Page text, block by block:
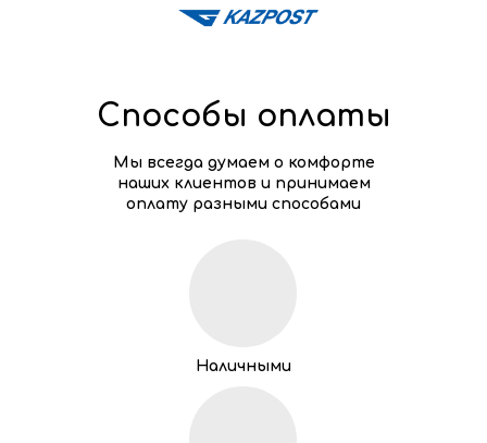
Наличными
Способы оплаты
Мы всегда думаем о комфорте
наших клиентов и принимаем
оплату разными способами